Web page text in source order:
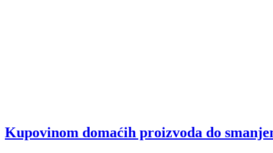
Kupovinom domaćih proizvoda do